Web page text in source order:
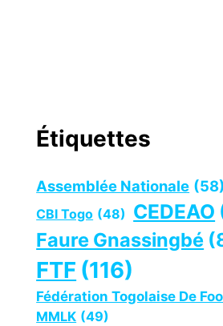
Étiquettes
Assemblée Nationale (58)
CBI Togo (48) CEDEAO
Faure Gnassingbé
FTF (116)
Fédération Togolaise De
MMLK (49)